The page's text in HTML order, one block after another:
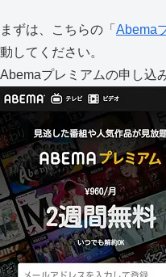
まずは、こちらの「 Abema
動してください。
Abemaプレミアムの申し込